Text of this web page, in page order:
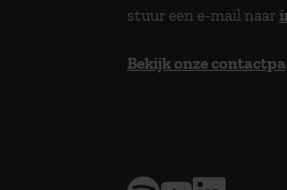
stuur een e-mail naar
Bekijk onze